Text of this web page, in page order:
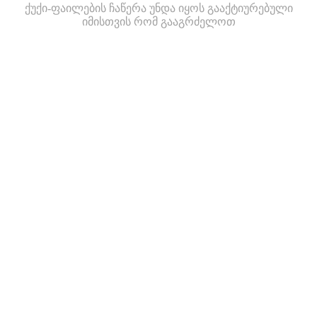
ქუქი-ფაილების ჩაწერა უნდა იყოს გააქტიურებული
იმისთვის რომ გააგრძელოთ